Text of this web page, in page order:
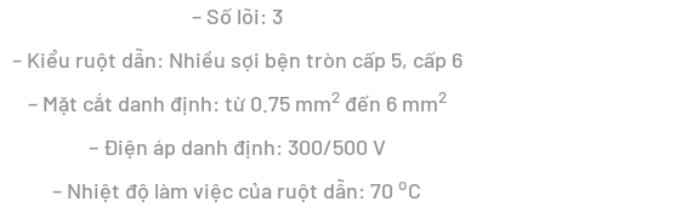
– Số lõi: 3
– Kiểu ruột dẫn: Nhiều sợi bện tròn cấp 5, cấp 6
– Mặt cắt danh định: từ 0.75 mm2đến 6 mm2
– Điện áp danh định: 300/500 V
– Nhiệt độ làm việc của ruột dẫn: 70 oC